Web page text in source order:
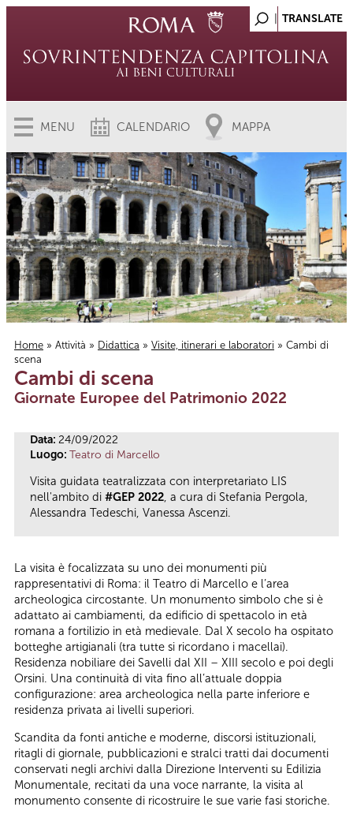
MENU CALENDARIO MAPPA
Tu sei qui
Home » Attività » Didattica » Visite, itinerari e laboratori » Cambi di
scena
Cambi di scena
Giornate Europee del Patrimonio 2022
Data: 24/09/2022
Luogo: Teatro di Marcello
Visita guidata teatralizzata con interpretariato LIS
nell'ambito di #GEP 2022, a cura di Stefania Pergola,
Alessandra Tedeschi, Vanessa Ascenzi.
La visita è focalizzata su uno dei monumenti più
rappresentativi di Roma: il Teatro di Marcello e l’area
archeologica circostante. Un monumento simbolo che si è
adattato ai cambiamenti, da edificio di spettacolo in età
romana a fortilizio in età medievale. Dal X secolo ha ospitato
botteghe artigianali (tra tutte si ricordano i macellai).
Residenza nobiliare dei Savelli dal XII – XIII secolo e poi degli
Orsini. Una continuità di vita fino all’attuale doppia
configurazione: area archeologica nella parte inferiore e
residenza privata ai livelli superiori.
Scandita da fonti antiche e moderne, discorsi istituzionali,
ritagli di giornale, pubblicazioni e stralci tratti dai documenti
conservati negli archivi dalla Direzione Interventi su Edilizia
Monumentale, recitati da una voce narrante, la visita al
monumento consente di ricostruire le sue varie fasi storiche.